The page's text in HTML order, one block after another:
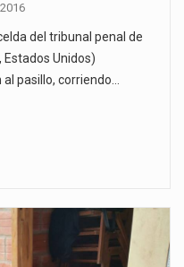
del tribunal penal de
Estados Unidos)
pasillo, corriendo…